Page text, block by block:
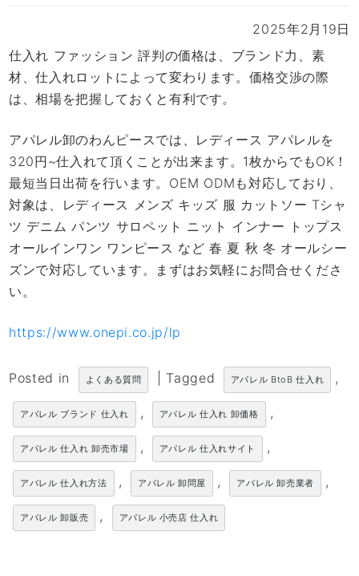
2025年2月19日
仕入れ ファッション 評判の価格は、ブランド力、素
材、仕入れロットによって変わります。価格交渉の際
は、相場を把握しておくと有利です。
アパレル卸のわんピースでは、レディース アパレルを
320円~仕入れて頂くことが出来ます。1枚からでもOK！
最短当日出荷を行います。OEM ODMも対応しており、
対象は、レディース メンズ キッズ 服 カットソー Tシャ
ツ デニム パンツ サロペット ニット インナー トップス
オールインワン ワンピース など 春 夏 秋 冬 オールシー
ズンで対応しています。まずはお気軽にお問合せくださ
い。
https://www.onepi.co.jp/lp
Posted in よくある質問 Tagged アパレル BtoB 仕入れ ,
アパレル ブランド 仕入れ , アパレル 仕入れ 卸価格 ,
アパレル 仕入れ 卸売市場 , アパレル 仕入れサイト ,
アパレル 仕入れ方法 , アパレル 卸問屋 , アパレル 卸売業者 ,
アパレル 卸販売 , アパレル 小売店 仕入れ